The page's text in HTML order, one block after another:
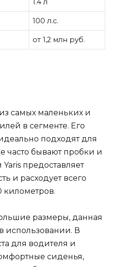
1.4 л
100 л.с.
от 1,2 млн руб.
самых маленьких и
в сегменте. Его
подходят для
часто бывают пробки и
предоставляет
и расходует всего
километров.
размеры, данная
использовании. В
для водителя и
сиденья,